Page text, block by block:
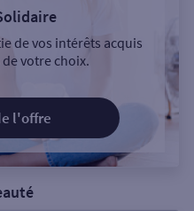
de vos intérêts acquis
votre choix.
l'offre